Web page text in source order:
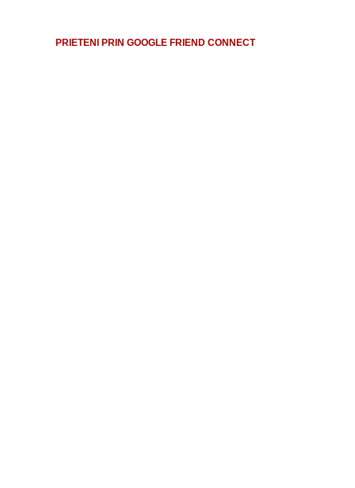
PRIETENI PRIN GOOGLE FRIEND CONNECT